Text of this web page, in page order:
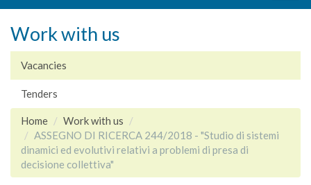
Work with us
Vacancies
Tenders
Home
Work with us
ASSEGNO DI RICERCA 244/2018 - "Studio di sistemi
dinamici ed evolutivi relativi a problemi di presa di
decisione collettiva"